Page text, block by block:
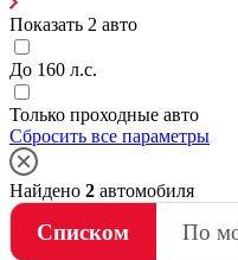
Показать 2 авто
До 160 л.с.
Только проходные авто
Сбросить все параметры
Найдено 2 автомобиля
Списком По